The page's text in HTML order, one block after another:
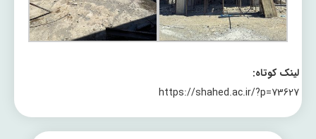
لینک کوتاه:
https://shahed.ac.ir/?p=73627